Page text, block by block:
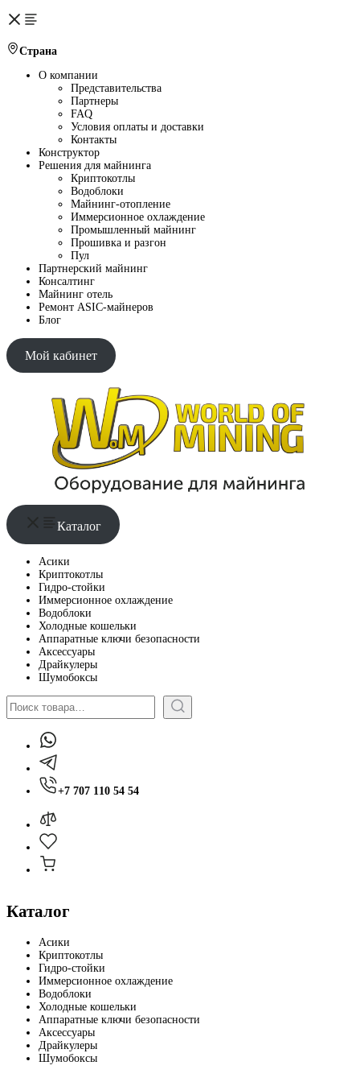
Страна
О компании
Представительства
Партнеры
FAQ
Условия оплаты и доставки
Контакты
Конструктор
Решения для майнинга
Криптокотлы
Водоблоки
Майнинг-отопление
Иммерсионное охлаждение
Промышленный майнинг
Прошивка и разгон
Пул
Партнерский майнинг
Консалтинг
Майнинг отель
Ремонт ASIC-майнеров
Блог
Мой кабинет
Каталог
Асики
Криптокотлы
Гидро-стойки
Иммерсионное охлаждение
Водоблоки
Холодные кошельки
Аппаратные ключи безопасности
Аксессуары
Драйкулеры
Шумобоксы
Поиск
+7 707 110 54 54
Каталог
Асики
Криптокотлы
Гидро-стойки
Иммерсионное охлаждение
Водоблоки
Холодные кошельки
Аппаратные ключи безопасности
Аксессуары
Драйкулеры
Шумобоксы